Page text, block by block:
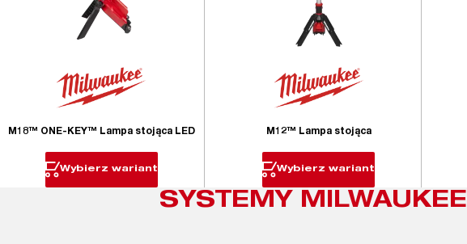
M18™ ONE-KEY™ Lampa stojąca LED
Wybierz wariant
M12™ Lampa stojąca
Wybierz wariant
SYSTEMY MILWAUKEE